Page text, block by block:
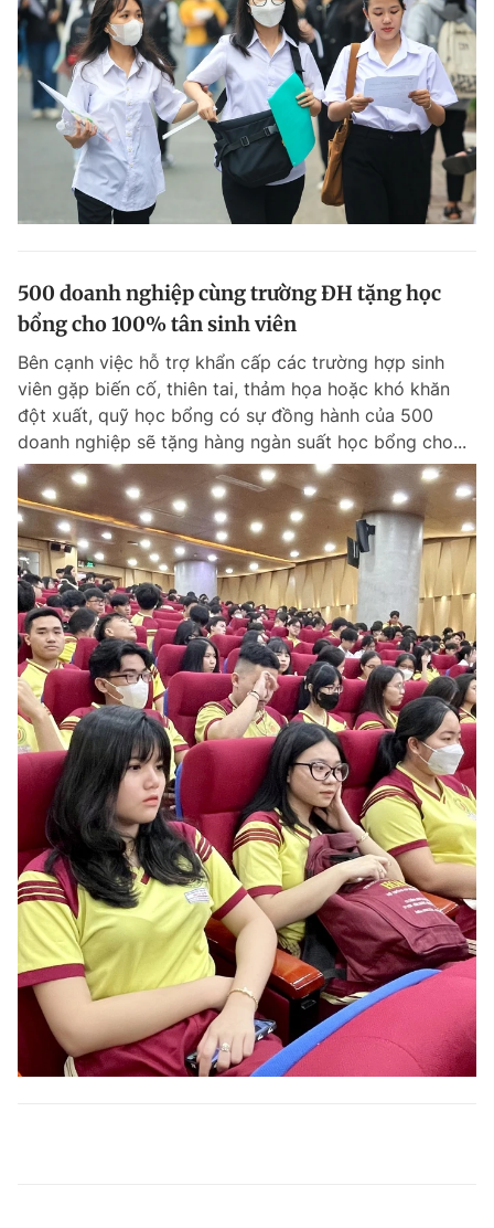
500 doanh nghiệp cùng trường ĐH tặng học
bổng cho 100% tân sinh viên
Bên cạnh việc hỗ trợ khẩn cấp các trường hợp sinh
viên gặp biến cố, thiên tai, thảm họa hoặc khó khăn
đột xuất, quỹ học bổng có sự đồng hành của 500
doanh nghiệp sẽ tặng hàng ngàn suất học bổng cho...